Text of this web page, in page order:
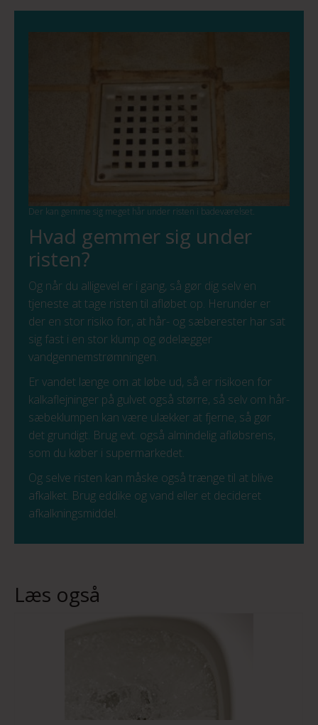
Der kan gemme sig meget hår under risten i badeværelset.
Hvad gemmer sig under
risten?
Og når du alligevel er i gang, så gør dig selv en
tjeneste at tage risten til afløbet op. Herunder er
der en stor risiko for, at hår- og sæberester har sat
sig fast i en stor klump og ødelægger
vandgennemstrømningen.
Er vandet længe om at løbe ud, så er risikoen for
kalkaflejninger på gulvet også større, så selv om hår-
sæbeklumpen kan være ulækker at fjerne, så gør
det grundigt. Brug evt. også almindelig afløbsrens,
som du køber i supermarkedet.
Og selve risten kan måske også trænge til at blive
afkalket. Brug eddike og vand eller et decideret
afkalkningsmiddel.
Læs også